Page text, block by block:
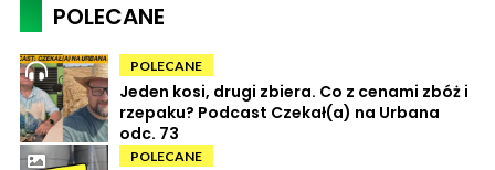
POLECANE
POLECANE
Jeden kosi, drugi zbiera. Co z cenami zbóż i
rzepaku? Podcast Czekał(a) na Urbana
odc. 73
POLECANE